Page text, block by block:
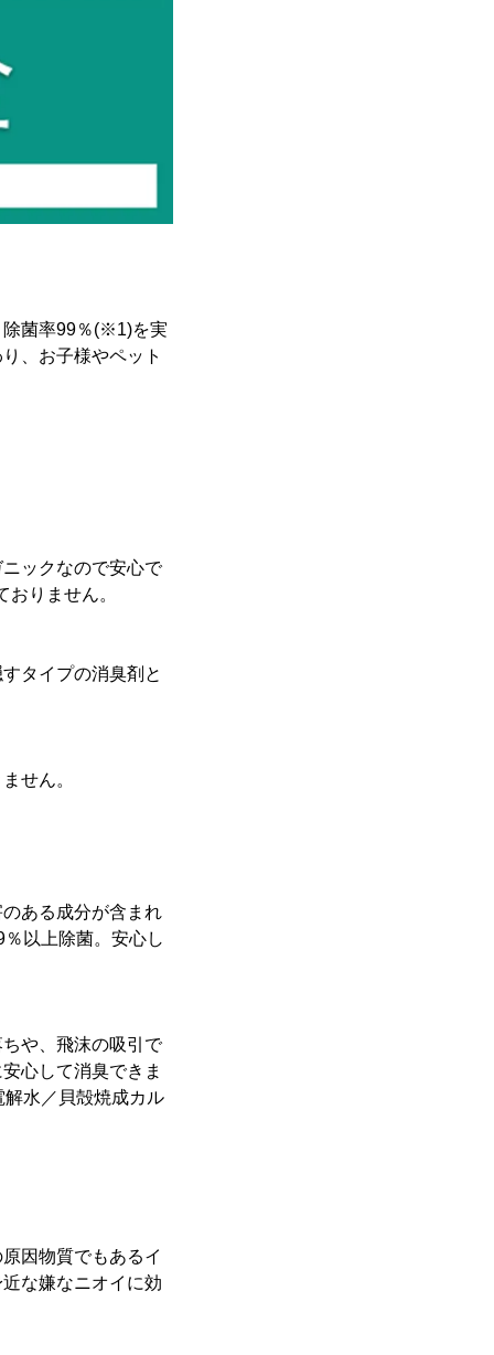
除菌率99％(※1)を実
、お子様やペット
ックなので安心で
りません。
タイプの消臭剤と
せん。
ある成分が含まれ
以上除菌。安心し
や、飛沫の吸引で
心して消臭できま
水／貝殻焼成カル
因物質でもあるイ
な嫌なニオイに効